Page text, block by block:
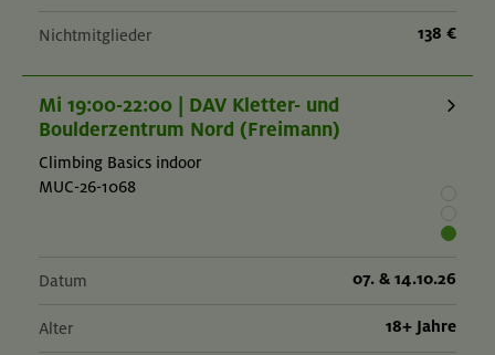
Nichtmitglieder 138 €
Mi 19:00-22:00 | DAV Kletter- und
Boulderzentrum Nord (Freimann)
Climbing Basics indoor
MUC-26-1068
Datum 07. & 14.10.26
Alter 18+ Jahre